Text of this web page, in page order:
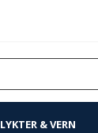
LYKTER & VERN